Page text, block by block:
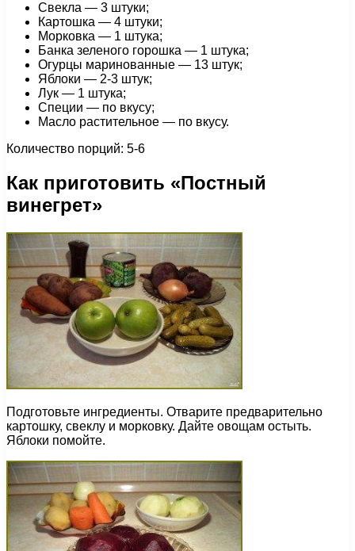
Свекла — 3 штуки;
Картошка — 4 штуки;
Морковка — 1 штука;
Банка зеленого горошка — 1 штука;
Огурцы маринованные — 13 штук;
Яблоки — 2-3 штук;
Лук — 1 штука;
Специи — по вкусу;
Масло растительное — по вкусу.
Количество порций: 5-6
Как приготовить «Постный
винегрет»
Подготовьте ингредиенты. Отварите предварительно
картошку, свеклу и морковку. Дайте овощам остыть.
Яблоки помойте.